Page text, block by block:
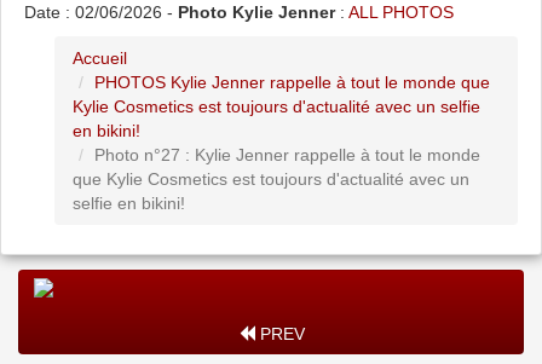
Date : 02/06/2026 - Photo Kylie Jenner: ALL PHOTOS
Accueil
PHOTOS Kylie Jenner rappelle à tout le monde que
Kylie Cosmetics est toujours d'actualité avec un selfie
en bikini!
Photo n°27 : Kylie Jenner rappelle à tout le monde
que Kylie Cosmetics est toujours d'actualité avec un
selfie en bikini!
PREV